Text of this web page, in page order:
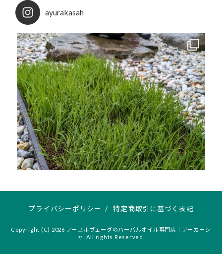
ayurakasah
プライバシーポリシー / 特定商取引に基づく表記
Copyright (C) 2026 アーユルヴェーダのハーバルオイル専門店｜アーカーシ
ャ. All rights Reserved.